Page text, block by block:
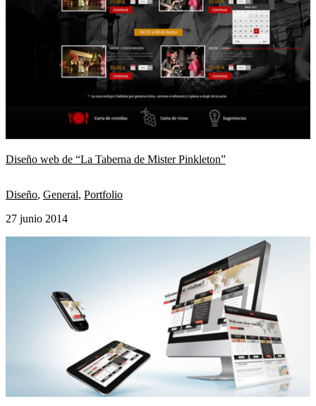
Diseño web de “La Taberna de Mister Pinkleton”
Diseño, General, Portfolio
27 junio 2014